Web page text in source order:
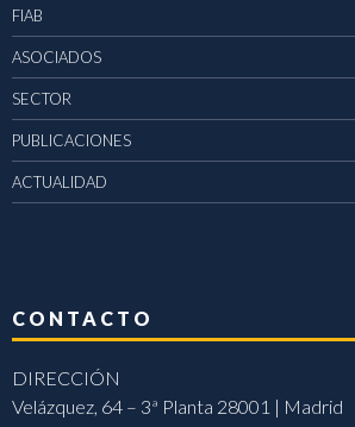
FIAB
ASOCIADOS
SECTOR
PUBLICACIONES
ACTUALIDAD
CONTACTO
DIRECCIÓN
Velázquez, 64 – 3ª Planta 28001 | Madrid